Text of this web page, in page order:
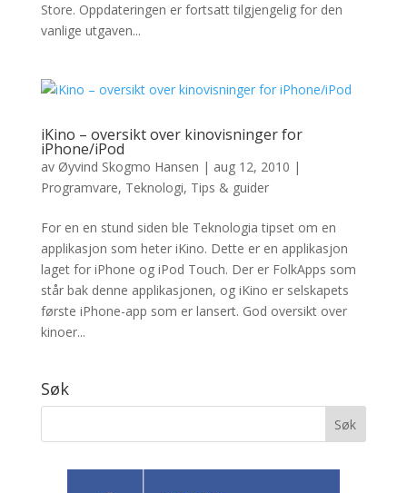
Store. Oppdateringen er fortsatt tilgjengelig for den
vanlige utgaven...
iKino – oversikt over kinovisninger for
iPhone/iPod
av Øyvind Skogmo Hansen | aug 12, 2010 |
Programvare, Teknologi, Tips & guider
For en en stund siden ble Teknologia tipset om en
applikasjon som heter iKino. Dette er en applikasjon
laget for iPhone og iPod Touch. Der er FolkApps som
står bak denne applikasjonen, og iKino er selskapets
første iPhone-app som er lansert. God oversikt over
kinoer...
Søk